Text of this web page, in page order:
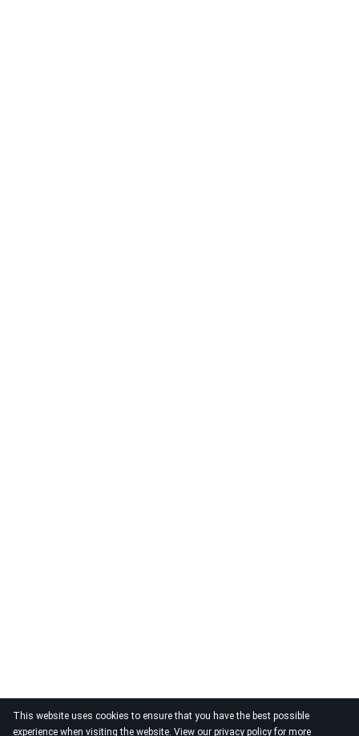
This website uses cookies to ensure that you have the best possible
experience when visiting the website. View our privacy policyfor more